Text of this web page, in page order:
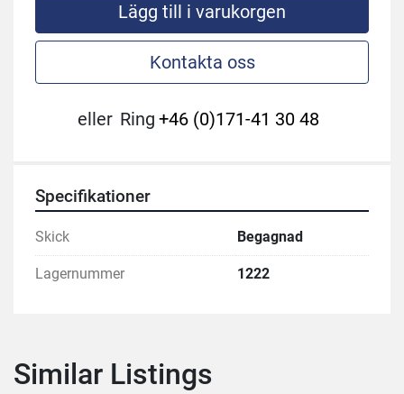
Lägg till i varukorgen
Kontakta oss
eller Ring +46 (0)171-41 30 48
Specifikationer
Skick Begagnad
Lagernummer 1222
Similar Listings